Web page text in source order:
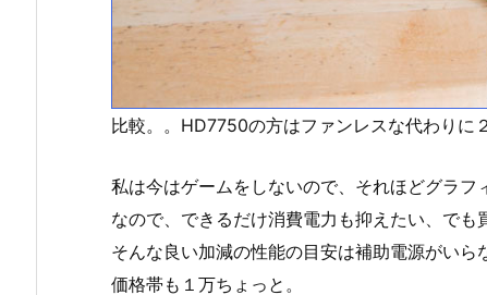
比較。。HD7750の方はファンレスな代わり
私は今はゲームをしないので、それほどグラフ
なので、できるだけ消費電力も抑えたい、でも
そんな良い加減の性能の目安は補助電源がいら
価格帯も１万ちょっと。